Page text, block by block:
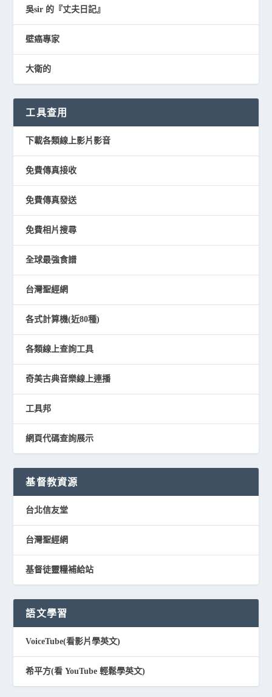
吳sir 的『丈夫日記』
壁癌專家
大衛的
工具查用
下載各類線上影片影音
免費傳真接收
免費傳真發送
免費相片搜尋
全球最強食譜
台灣聖經網
各式計算機(近80種)
各類線上查詢工具
奇美古典音樂線上連播
工具邦
網頁代碼查詢展示
基督教資源
台北信友堂
台灣聖經網
基督徒靈糧補給站
語文學習
VoiceTube(看影片學英文)
希平方(看 YouTube 輕鬆學英文)